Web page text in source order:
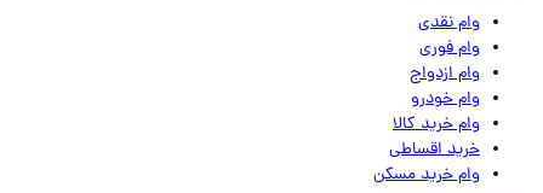
وام نقدی
وام فوری
وام ازدواج
وام خودرو
وام خرید کالا
خرید اقساطی
وام خرید مسکن